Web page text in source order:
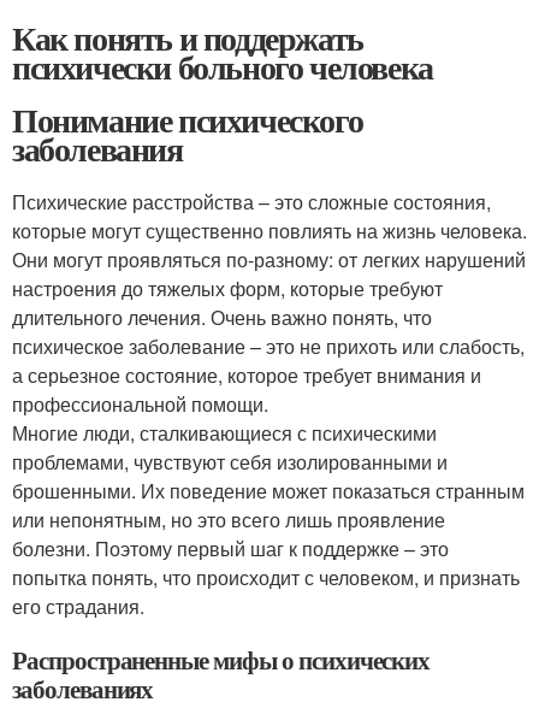
Как понять и поддержать
психически больного человека
Понимание психического
заболевания
Психические расстройства – это сложные состояния,
которые могут существенно повлиять на жизнь человека.
Они могут проявляться по-разному: от легких нарушений
настроения до тяжелых форм, которые требуют
длительного лечения. Очень важно понять, что
психическое заболевание – это не прихоть или слабость,
а серьезное состояние, которое требует внимания и
профессиональной помощи.
Многие люди, сталкивающиеся с психическими
проблемами, чувствуют себя изолированными и
брошенными. Их поведение может показаться странным
или непонятным, но это всего лишь проявление
болезни. Поэтому первый шаг к поддержке – это
попытка понять, что происходит с человеком, и признать
его страдания.
Распространенные мифы о психических
заболеваниях